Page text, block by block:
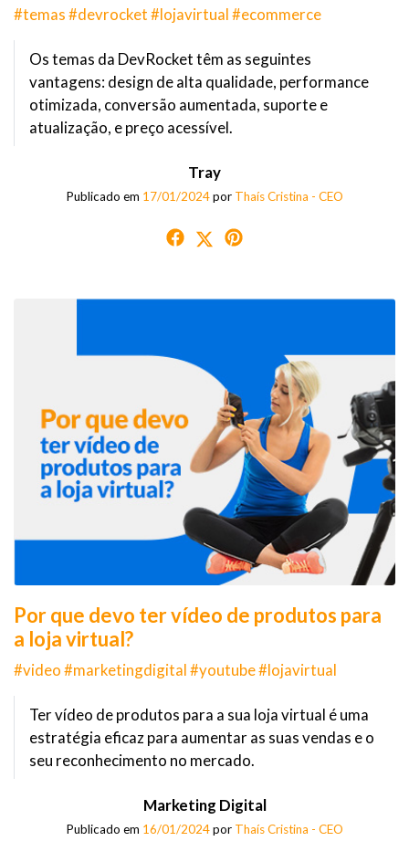
#temas #devrocket #lojavirtual #ecommerce
Os temas da DevRocket têm as seguintes
vantagens: design de alta qualidade, performance
otimizada, conversão aumentada, suporte e
atualização, e preço acessível.
Tray
Publicado em 17/01/2024por Thaís Cristina - CEO
Por que devo ter vídeo de produtos para
a loja virtual?
#video #marketingdigital #youtube #lojavirtual
Ter vídeo de produtos para a sua loja virtual é uma
estratégia eficaz para aumentar as suas vendas e o
seu reconhecimento no mercado.
Marketing Digital
Publicado em 16/01/2024por Thaís Cristina - CEO